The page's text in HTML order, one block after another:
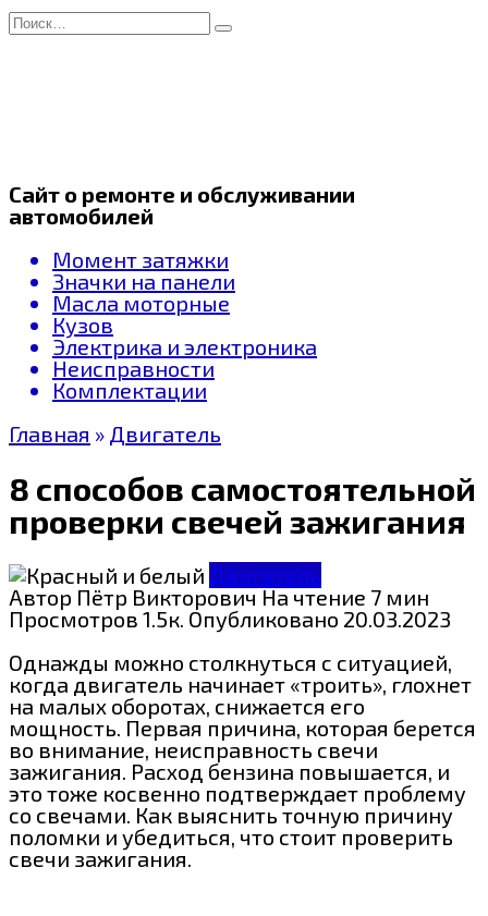
Перейти
к
Search
for:
Сайт о ремонте и обслуживании
автомобилей
Момент затяжки
Значки на панели
Масла моторные
Кузов
Электрика и электроника
Неисправности
Комплектации
Главная » Двигатель
8 способов самостоятельной
проверки свечей зажигания
Двигатель
Автор Пётр ВикторовичНа чтение 7 мин
Просмотров 1.5к. Опубликовано 20.03.2023
Однажды можно столкнуться с ситуацией,
когда двигатель начинает «троить», глохнет
на малых оборотах, снижается его
мощность. Первая причина, которая берется
во внимание, неисправность свечи
зажигания. Расход бензина повышается, и
это тоже косвенно подтверждает проблему
со свечами. Как выяснить точную причину
поломки и убедиться, что стоит проверить
свечи зажигания.